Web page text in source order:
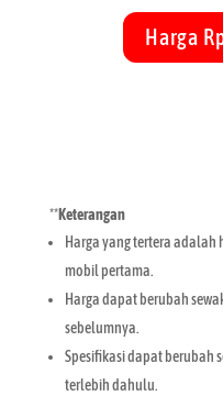
Harga
**Keterangan
Harga yang tertera adalah
mobil pertama.
Harga dapat berubah
sebelumnya.
Spesifikasi dapat berubah
terlebih dahulu.